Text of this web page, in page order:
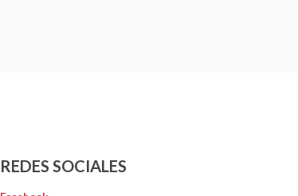
REDES SOCIALES